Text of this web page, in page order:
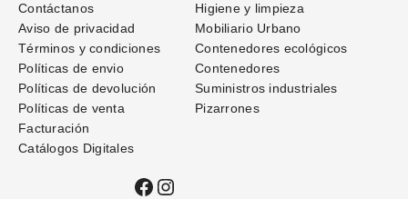
Contáctanos
Aviso de privacidad
Términos y condiciones
Políticas de envio
Políticas de devolución
Políticas de venta
Facturación
Catálogos Digitales
Facebook
Instagram
Higiene y limpieza
Mobiliario Urbano
Contenedores ecológicos
Contenedores
Suministros industriales
Pizarrones